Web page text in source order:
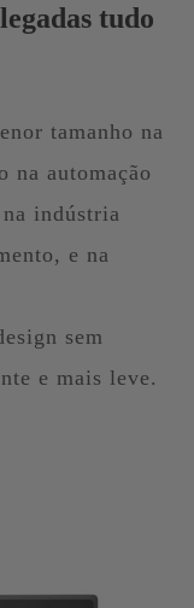
tudo
tamanho na
na automação
indústria
e na
sem
e mais leve.